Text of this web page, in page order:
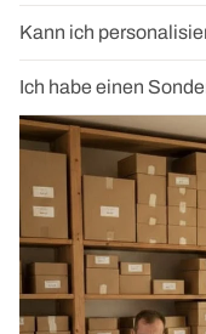
Kann ich
Ich habe einen